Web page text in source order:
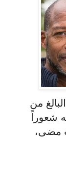
من
شعوراً
مضى،